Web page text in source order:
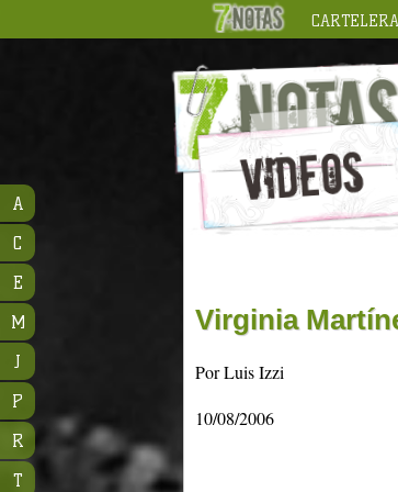
CARTELERA
Virginia
Por Luis Izzi
10/08/2006
A
C
E
M
J
P
R
T